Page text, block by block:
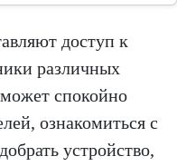
доступ к
различных
спокойно
ознакомиться с
устройство,